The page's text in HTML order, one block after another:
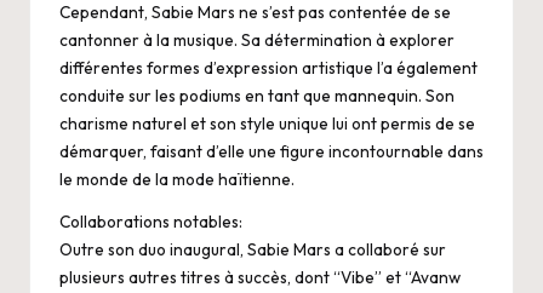
Cependant, Sabie Mars ne s’est pas contentée de se
cantonner à la musique. Sa détermination à explorer
différentes formes d’expression artistique l’a également
conduite sur les podiums en tant que mannequin. Son
charisme naturel et son style unique lui ont permis de se
démarquer, faisant d’elle une figure incontournable dans
le monde de la mode haïtienne.
Collaborations notables:
Outre son duo inaugural, Sabie Mars a collaboré sur
plusieurs autres titres à succès, dont “Vibe” et “Avanw